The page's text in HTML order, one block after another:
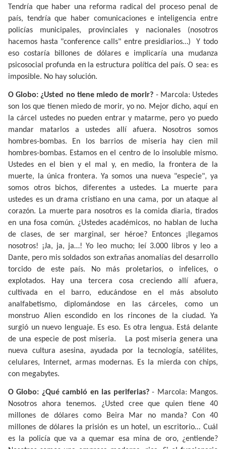
Tendría que haber una reforma radical del proceso penal de
país, tendría que haber comunicaciones e inteligencia entre
policías municipales, provinciales y nacionales (nosotros
hacemos hasta "conference calls" entre presidiarios…)
Y todo
eso costaría billones de dólares e implicaría una mudanza
psicosocial profunda en la estructura política del país. O sea: es
imposible. No hay solución.
O Globo: ¿Usted no tiene miedo de morir? - Marcola: Ustedes
son los que tienen miedo de morir, yo no. Mejor dicho, aquí en
la cárcel ustedes no pueden entrar y matarme, pero yo puedo
mandar matarlos a ustedes allí afuera. Nosotros somos
hombres-bombas. En los barrios de miseria hay cien mil
hombres-bombas. Estamos en el centro de lo insoluble mismo.
Ustedes en el bien y el mal y, en medio, la frontera de la
muerte, la única frontera. Ya somos una nueva "especie", ya
somos otros bichos, diferentes a ustedes. La muerte para
ustedes es un drama cristiano en una cama, por un ataque al
corazón. La muerte para nosotros es la comida diaria, tirados
en una fosa común. ¿Ustedes académicos, no hablan de lucha
de clases, de ser marginal, ser héroe? Entonces ¡llegamos
nosotros! ¡Ja, ja, ja…! Yo leo mucho; leí 3.000 libros y leo a
Dante, pero mis soldados son extrañas anomalías del desarrollo
torcido de este país. No más proletarios, o infelices, o
explotados. Hay una tercera cosa creciendo allí afuera,
cultivada en el barro, educándose en el más absoluto
analfabetismo, diplomándose en las cárceles, como un
monstruo Alien escondido en los rincones de la ciudad. Ya
surgió un nuevo lenguaje. Es eso. Es otra lengua. Está delante
de una especie de post miseria.
La post miseria genera una
nueva cultura asesina, ayudada por la tecnología, satélites,
celulares, Internet, armas modernas. Es la mierda con chips,
con megabytes.
O Globo: ¿Qué cambió en las periferias?- Marcola: Mangos.
Nosotros ahora tenemos. ¿Usted cree que quien tiene 40
millones de dólares como Beira Mar no manda? Con 40
millones de dólares la prisión es un hotel, un escritorio… Cuál
es la policía que va a quemar esa mina de oro, ¿entiende?